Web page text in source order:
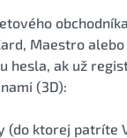
Maestro
hesla, ak už
(3D):
ktorej patríte